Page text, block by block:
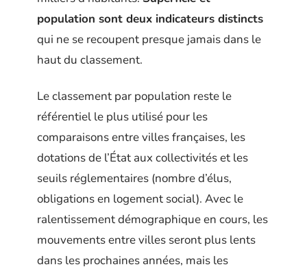
population sont deux indicateurs distincts
qui ne se recoupent presque jamais dans le
haut du classement.
Le classement par population reste le
référentiel le plus utilisé pour les
comparaisons entre villes françaises, les
dotations de l’État aux collectivités et les
seuils réglementaires (nombre d’élus,
obligations en logement social). Avec le
ralentissement démographique en cours, les
mouvements entre villes seront plus lents
dans les prochaines années, mais les